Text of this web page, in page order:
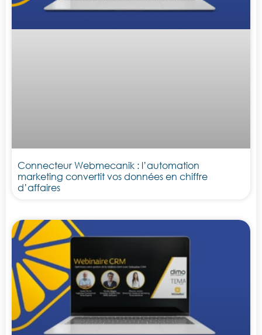
Connecteur Webmecanik : l’automation
marketing convertit vos données en chiffre
d’affaires